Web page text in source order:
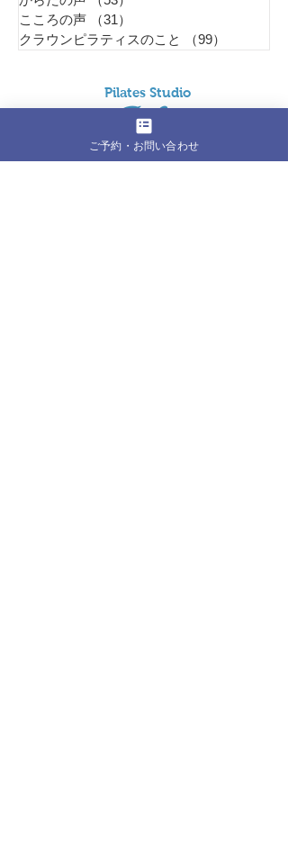
こころの声
（31）
クラウンピラティスのこと
（99）
Pilates Studio
Refi
ご予約・お問い合わせ